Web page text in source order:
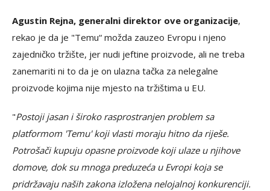
Agustin Rejna, generalni direktor ove organizacije,
rekao je da je "Temu“ možda zauzeo Evropu i njeno
zajedničko tržište, jer nudi jeftine proizvode, ali ne treba
zanemariti ni to da je on ulazna tačka za nelegalne
proizvode kojima nije mjesto na tržištima u EU.
"Postoji jasan i široko rasprostranjen problem sa
platformom 'Temu' koji vlasti moraju hitno da riješe.
Potrošači kupuju opasne proizvode koji ulaze u njihove
domove, dok su mnoga preduzeća u Evropi koja se
pridržavaju naših zakona izložena nelojalnoj konkurenciji.